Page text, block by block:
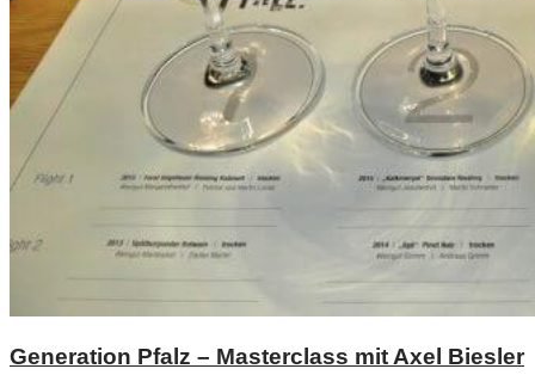
Generation Pfalz – Masterclass mit Axel Biesler